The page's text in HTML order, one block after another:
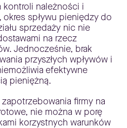
kontroli należności i
spływu pieniędzy do
sprzedaży nic nie
na rzecz
Jednocześnie, brak
przyszłych wpływów i
efektywne
pieniężną.
firmy na
nie można w porę
korzystnych warunków